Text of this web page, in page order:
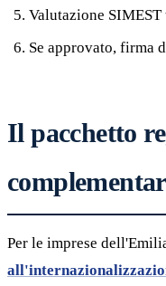
Valutazione
Se approvato, firma
Il pacchetto
Per le imprese